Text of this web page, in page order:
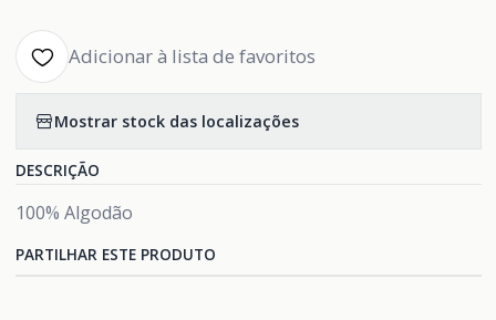
Adicionar à lista de favoritos
Mostrar stock das localizações
DESCRIÇÃO
100% Algodão
PARTILHAR ESTE PRODUTO